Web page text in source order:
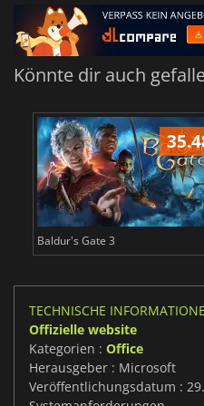
Könnte dir auch
Baldur's Gate 3
TECHNISCHE
Offizielle website
Kategorien : Office
Herausgeber : Microsoft
Veröffentlichungsdatum :